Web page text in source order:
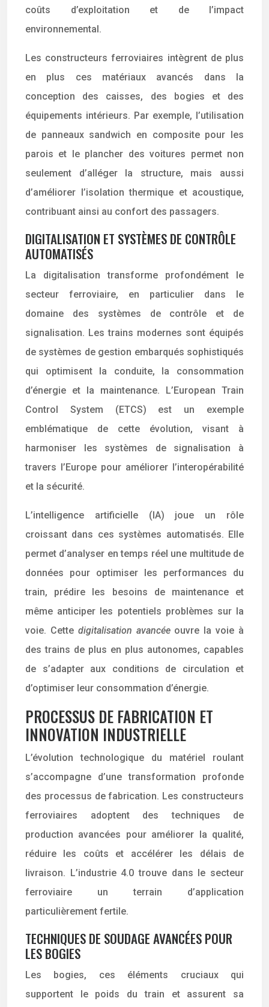
coûts d’exploitation et de l’impact
environnemental.
Les constructeurs ferroviaires intègrent de plus
en plus ces matériaux avancés dans la
conception des caisses, des bogies et des
équipements intérieurs. Par exemple, l’utilisation
de panneaux sandwich en composite pour les
parois et le plancher des voitures permet non
seulement d’alléger la structure, mais aussi
d’améliorer l’isolation thermique et acoustique,
contribuant ainsi au confort des passagers.
DIGITALISATION ET SYSTÈMES DE CONTRÔLE
AUTOMATISÉS
La digitalisation transforme profondément le
secteur ferroviaire, en particulier dans le
domaine des systèmes de contrôle et de
signalisation. Les trains modernes sont équipés
de systèmes de gestion embarqués sophistiqués
qui optimisent la conduite, la consommation
d’énergie et la maintenance. L’European Train
Control System (ETCS) est un exemple
emblématique de cette évolution, visant à
harmoniser les systèmes de signalisation à
travers l’Europe pour améliorer l’interopérabilité
et la sécurité.
L’intelligence artificielle (IA) joue un rôle
croissant dans ces systèmes automatisés. Elle
permet d’analyser en temps réel une multitude de
données pour optimiser les performances du
train, prédire les besoins de maintenance et
même anticiper les potentiels problèmes sur la
voie. Cette digitalisation avancée ouvre la voie à
des trains de plus en plus autonomes, capables
de s’adapter aux conditions de circulation et
d’optimiser leur consommation d’énergie.
PROCESSUS DE FABRICATION ET
INNOVATION INDUSTRIELLE
L’évolution technologique du matériel roulant
s’accompagne d’une transformation profonde
des processus de fabrication. Les constructeurs
ferroviaires adoptent des techniques de
production avancées pour améliorer la qualité,
réduire les coûts et accélérer les délais de
livraison. L’industrie 4.0 trouve dans le secteur
ferroviaire un terrain d’application
particulièrement fertile.
TECHNIQUES DE SOUDAGE AVANCÉES POUR
LES BOGIES
Les bogies, ces éléments cruciaux qui
supportent le poids du train et assurent sa